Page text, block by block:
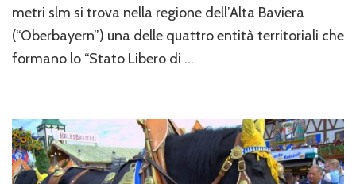
metri slm si trova nella regione dell’Alta Baviera
(“Oberbayern”) una delle quattro entità territoriali che
formano lo “Stato Libero di …